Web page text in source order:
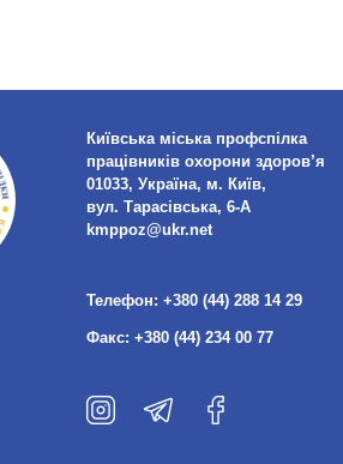
Київська міська профспілка
працівників охорони здоров’я
01033, Україна, м. Київ,
вул. Тарасівська, 6-А
kmppoz@ukr.net
Телефон: +380 (44) 288 14 29
Факс: +380 (44) 234 00 77